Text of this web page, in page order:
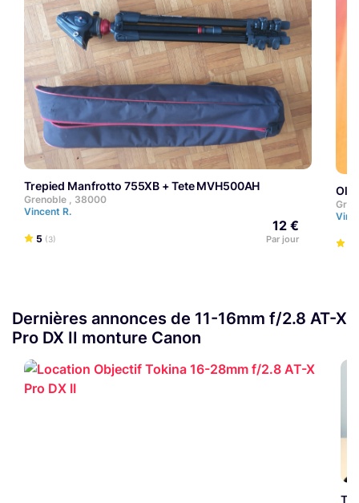
Trepied Manfrotto 755XB + Tete MVH500AH
Grenoble , 38000
Vincent R.
5 (3)
12 €
Par jour
Dernières annonces de 11-16mm f/2.8 AT-X
Pro DX II monture Canon